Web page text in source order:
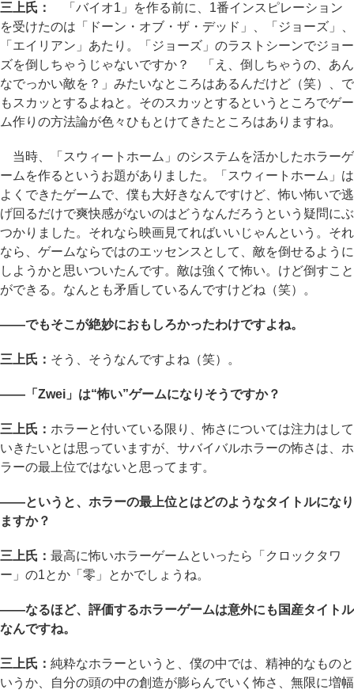
三上氏：
「バイオ1」を作る前に、1番インスピレーション
を受けたのは「ドーン・オブ・ザ・デッド」、「ジョーズ」、
「エイリアン」あたり。「ジョーズ」のラストシーンでジョー
ズを倒しちゃうじゃないですか？ 「え、倒しちゃうの、あん
なでっかい敵を？」みたいなところはあるんだけど（笑）、で
もスカッとするよねと。そのスカッとするというところでゲー
ム作りの方法論が色々ひもとけてきたところはありますね。
当時、「スウィートホーム」のシステムを活かしたホラーゲ
ームを作るというお題がありました。「スウィートホーム」は
よくできたゲームで、僕も大好きなんですけど、怖い怖いで逃
げ回るだけで爽快感がないのはどうなんだろうという疑問にぶ
つかりました。それなら映画見てればいいじゃんという。それ
なら、ゲームならではのエッセンスとして、敵を倒せるように
しようかと思いついたんです。敵は強くて怖い。けど倒すこと
ができる。なんとも矛盾しているんですけどね（笑）。
――でもそこが絶妙におもしろかったわけですよね。
三上氏： そう、そうなんですよね（笑）。
――「Zwei」は“怖い”ゲームになりそうですか？
三上氏： ホラーと付いている限り、怖さについては注力はして
いきたいとは思っていますが、サバイバルホラーの怖さは、ホ
ラーの最上位ではないと思ってます。
――というと、ホラーの最上位とはどのようなタイトルになり
ますか？
三上氏： 最高に怖いホラーゲームといったら「クロックタワ
ー」の1とか「零」とかでしょうね。
――なるほど、評価するホラーゲームは意外にも国産タイトル
なんですね。
三上氏： 純粋なホラーというと、僕の中では、精神的なものと
いうか、自分の頭の中の創造が膨らんでいく怖さ、無限に増幅